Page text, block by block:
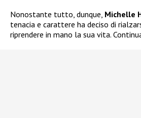
Nonostante tutto, dunque, Michelle
tenacia e carattere ha deciso di
riprendere in mano la sua vita.